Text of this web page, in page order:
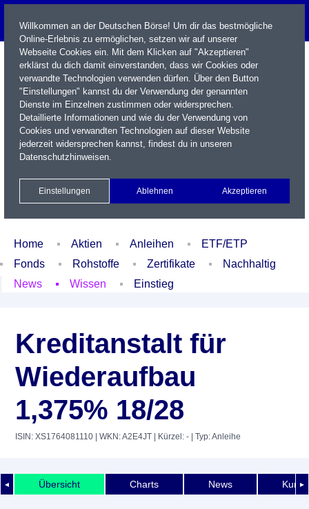
Name / WKN / ISIN / Kürzel
Xetra Realtime
Watchlist Portfolio Login
Home Aktien Anleihen
ETF/ETP
Fonds
Rohstoffe Zertifikate
Nachhaltig
News
Wissen Einstieg
Kreditanstalt für
Wiederaufbau
1,375% 18/28
ISIN: XS1764081110 | WKN: A2E4JT | Kürzel: - | Typ: Anleihe
◄ ►
Übersicht Charts News
Willkommen an der Deutschen Börse! Um dir das bestmögliche
Online-Erlebnis zu ermöglichen, setzen wir auf unserer
Webseite Cookies ein. Mit dem Klicken auf "Akzeptieren"
erklärst du dich damit einverstanden, dass wir Cookies oder
verwandte Technologien verwenden dürfen. Über den Button
"Einstellungen" kannst du der Verwendung der genannten
Dienste im Einzelnen zustimmen oder widersprechen.
Detaillierte Informationen und wie du der Verwendung von
Cookies und verwandten Technologien auf dieser Website
jederzeit widersprechen kannst, findest du in unseren
Datenschutzhinweisen.
Einstellungen Ablehnen Akzeptieren